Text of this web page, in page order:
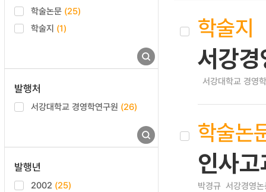
학술논문 (25)
학술지 (1)
발행처
서강대학교 경영학연구원 (26)
발행년
2002 (25)
학술지
서강
서강대학교 경영
학술논
인사
박경규 서강경영